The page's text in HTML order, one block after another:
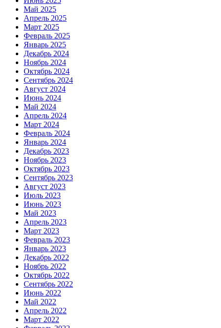
Май 2025
Апрель 2025
Март 2025
Февраль 2025
Январь 2025
Декабрь 2024
Ноябрь 2024
Октябрь 2024
Сентябрь 2024
Август 2024
Июнь 2024
Май 2024
Апрель 2024
Март 2024
Февраль 2024
Январь 2024
Декабрь 2023
Ноябрь 2023
Октябрь 2023
Сентябрь 2023
Август 2023
Июль 2023
Июнь 2023
Май 2023
Апрель 2023
Март 2023
Февраль 2023
Январь 2023
Декабрь 2022
Ноябрь 2022
Октябрь 2022
Сентябрь 2022
Июнь 2022
Май 2022
Апрель 2022
Март 2022